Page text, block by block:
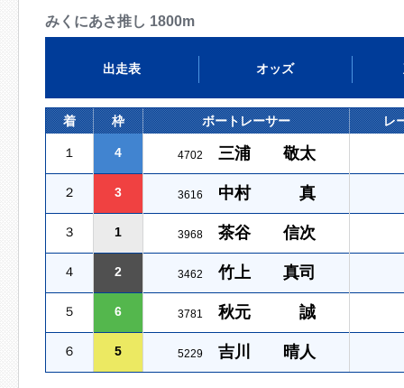
みくにあさ推し 1800m
出走表 オッズ
着 枠 ボートレーサー レ
１ 4 4702 三浦 敬太
２ 3 3616 中村 真
３ 1 3968 茶谷 信次
４ 2 3462 竹上 真司
５ 6 3781 秋元 誠
６ 5 5229 吉川 晴人